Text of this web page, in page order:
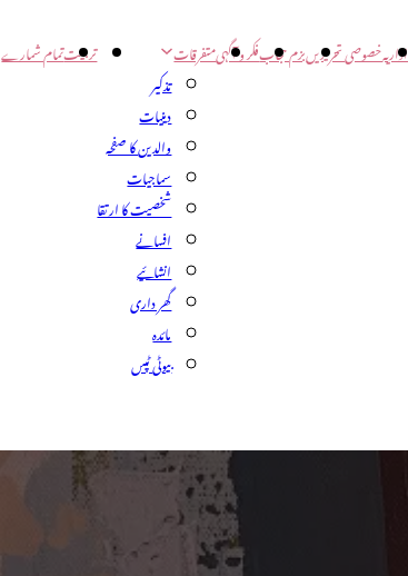
اداریہخصوصی تحریریںبزم حجابفکر و آگہیمتفرقات
تذکیر
دینیات
والدین کا صفحہ
سماجیات
شخصیت کا ارتقا
افسانے
انشائیے
گھر داری
مائدہ
بیوٹی ٹپس
تربیتتمام شمارے